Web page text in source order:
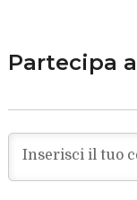
Partecipa